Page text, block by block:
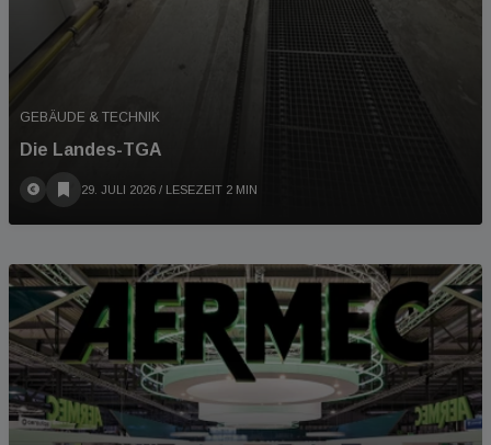
GEBÄUDE & TECHNIK
Die Landes-TGA
29. JULI 2026 / LESEZEIT 2 MIN